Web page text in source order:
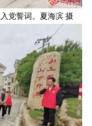
党誓词。夏海滨 摄